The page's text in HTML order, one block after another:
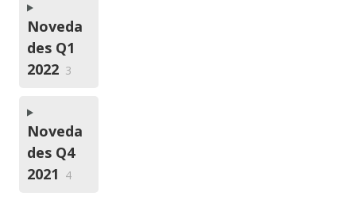
Noveda
des Q1
2022 3
Noveda
des Q4
2021 4